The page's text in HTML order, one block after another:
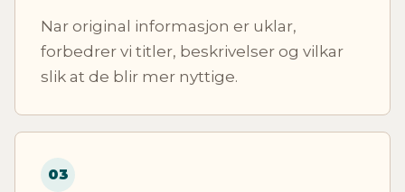
Nar original informasjon er uklar,
forbedrer vi titler, beskrivelser og vilkar
slik at de blir mer nyttige.
03